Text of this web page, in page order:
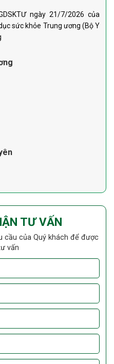
ngày 21/7/2026 của
sức khỏe Trung ương (Bộ Y
TƯ VẤN
cầu của Quý khách để được
vấn